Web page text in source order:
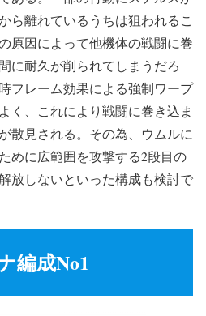
ら離れているうちは狙われるこ
原因によって他機体の戦闘に巻
に耐久が削られてしまうだろ
フレーム効果による強制ワープ
く、これにより戦闘に巻き込ま
散見される。その為、ウムルに
めに広範囲を攻撃する2段目の
放しないといった構成も検討で
編成No1